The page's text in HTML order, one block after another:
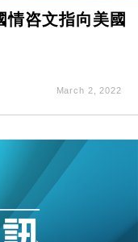
情咨文指向美國
March 2, 2022